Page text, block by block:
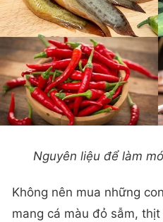
Nguyên liệu để làm
Không nên mua những
mang cá màu đỏ sẫm,